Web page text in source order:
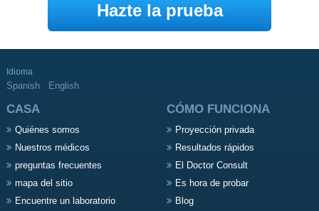
Hazte la prueba
Idioma
Spanish English
CASA
Quiénes somos
Nuestros médicos
preguntas frecuentes
mapa del sitio
Encuentre un laboratorio
CÓMO FUNCIONA
Proyección privada
Resultados rápidos
El Doctor Consult
Es hora de probar
Blog